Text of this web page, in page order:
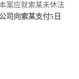
案应就索某未休法
司向索某支付5日